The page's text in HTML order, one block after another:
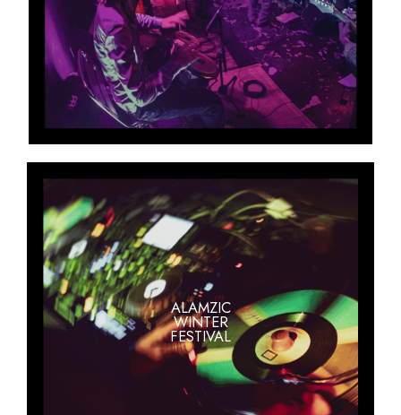
ALAMZIC
WINTER
FESTIVAL